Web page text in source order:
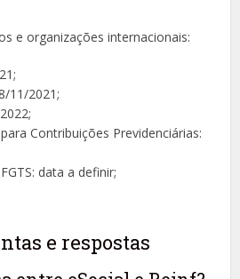
e organizações internacionais:
11/2021;
Contribuições Previdenciárias:
data a definir;
e respostas